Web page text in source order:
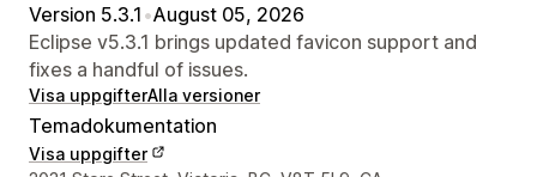
Version 5.3.1 •August 05, 2026
Eclipse v5.3.1 brings updated favicon support and
fixes a handful of issues.
Visa uppgifterAlla versioner
Temadokumentation
Visa uppgifter